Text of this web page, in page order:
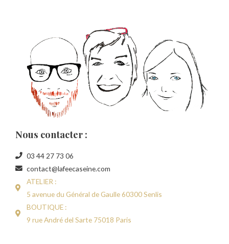
Nous contacter :
03 44 27 73 06
contact@lafeecaseine.com
ATELIER :
5 avenue du Général de Gaulle 60300 Senlis
BOUTIQUE :
9 rue André del Sarte 75018 Paris